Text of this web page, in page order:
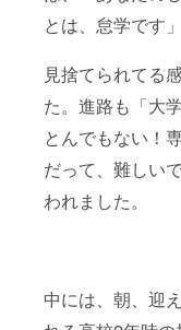
とは、怠学です
見捨てられてる
た。進路も「大学
とんでもない！
だって、難しい
われました。
中には、朝、迎